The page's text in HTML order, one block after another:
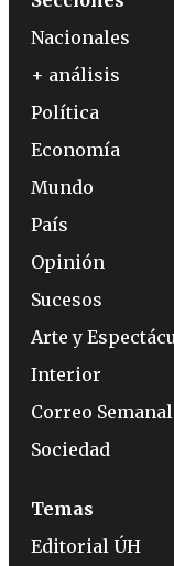
Nacionales
+ análisis
Política
Economía
Mundo
País
Opinión
Sucesos
Arte y
Interior
Correo Semanal
Sociedad
Temas
Editorial ÚH